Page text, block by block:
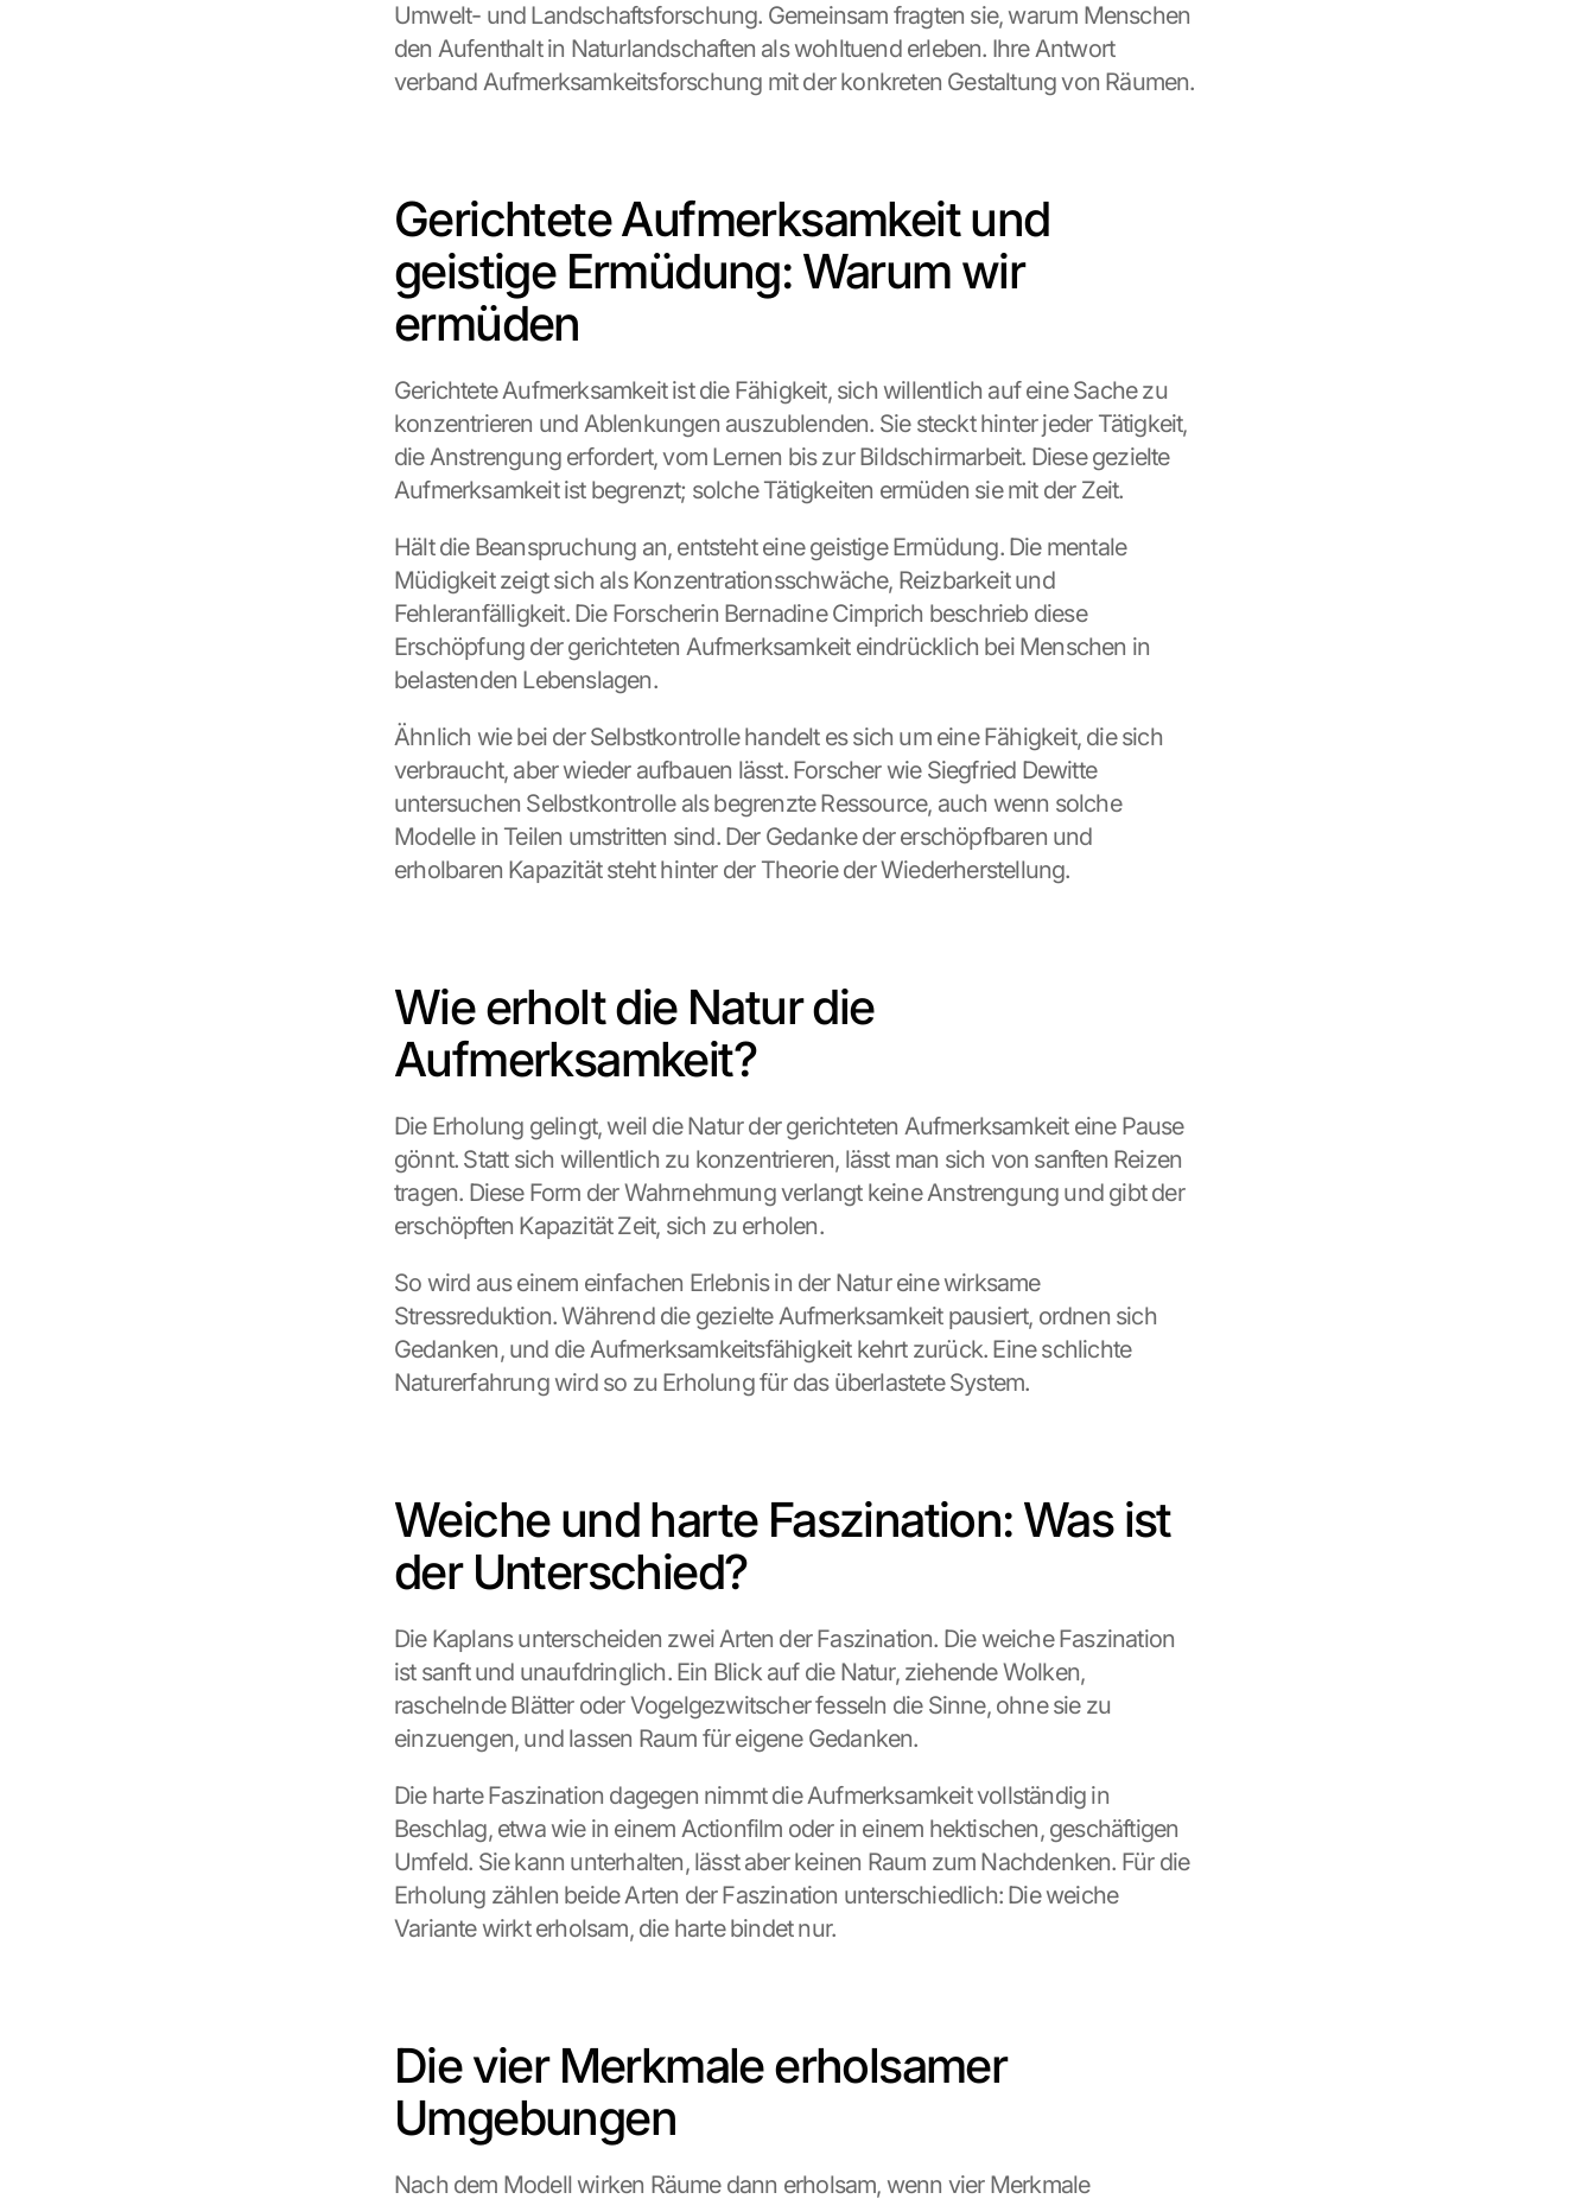
Umwelt- und Landschaftsforschung. Gemeinsam fragten sie, warum Menschen
den Aufenthalt in Naturlandschaften als wohltuend erleben. Ihre Antwort
verband Aufmerksamkeitsforschung mit der konkreten Gestaltung von Räumen.
Gerichtete Aufmerksamkeit und
geistige Ermüdung: Warum wir
ermüden
Gerichtete Aufmerksamkeit ist die Fähigkeit, sich willentlich auf eine Sache zu
konzentrieren und Ablenkungen auszublenden. Sie steckt hinter jeder Tätigkeit,
die Anstrengung erfordert, vom Lernen bis zur Bildschirmarbeit. Diese gezielte
Aufmerksamkeit ist begrenzt; solche Tätigkeiten ermüden sie mit der Zeit.
Hält die Beanspruchung an, entsteht eine geistige Ermüdung. Die mentale
Müdigkeit zeigt sich als Konzentrationsschwäche, Reizbarkeit und
Fehleranfälligkeit. Die Forscherin Bernadine Cimprich beschrieb diese
Erschöpfung der gerichteten Aufmerksamkeit eindrücklich bei Menschen in
belastenden Lebenslagen.
Ähnlich wie bei der Selbstkontrolle handelt es sich um eine Fähigkeit, die sich
verbraucht, aber wieder aufbauen lässt. Forscher wie Siegfried Dewitte
untersuchen Selbstkontrolle als begrenzte Ressource, auch wenn solche
Modelle in Teilen umstritten sind. Der Gedanke der erschöpfbaren und
erholbaren Kapazität steht hinter der Theorie der Wiederherstellung.
Wie erholt die Natur die
Aufmerksamkeit?
Die Erholung gelingt, weil die Natur der gerichteten Aufmerksamkeit eine Pause
gönnt. Statt sich willentlich zu konzentrieren, lässt man sich von sanften Reizen
tragen. Diese Form der Wahrnehmung verlangt keine Anstrengung und gibt der
erschöpften Kapazität Zeit, sich zu erholen.
So wird aus einem einfachen Erlebnis in der Natur eine wirksame
Stressreduktion. Während die gezielte Aufmerksamkeit pausiert, ordnen sich
Gedanken, und die Aufmerksamkeitsfähigkeit kehrt zurück. Eine schlichte
Naturerfahrung wird so zu Erholung für das überlastete System.
Weiche und harte Faszination: Was ist
der Unterschied?
Die Kaplans unterscheiden zwei Arten der Faszination. Die weiche Faszination
ist sanft und unaufdringlich. Ein Blick auf die Natur, ziehende Wolken,
raschelnde Blätter oder Vogelgezwitscher fesseln die Sinne, ohne sie zu
einzuengen, und lassen Raum für eigene Gedanken.
Die harte Faszination dagegen nimmt die Aufmerksamkeit vollständig in
Beschlag, etwa wie in einem Actionfilm oder in einem hektischen, geschäftigen
Umfeld. Sie kann unterhalten, lässt aber keinen Raum zum Nachdenken. Für die
Erholung zählen beide Arten der Faszination unterschiedlich: Die weiche
Variante wirkt erholsam, die harte bindet nur.
Die vier Merkmale erholsamer
Umgebungen
Nach dem Modell wirken Räume dann erholsam, wenn vier Merkmale